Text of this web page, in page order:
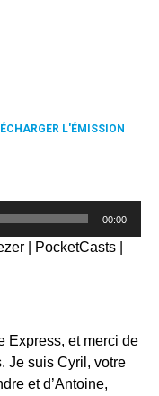
L'ÉMISSION
00:00
PocketCasts
Express, et merci de
Je suis Cyril, votre
et d’Antoine,